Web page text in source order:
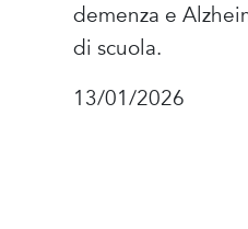
demenza e
di scuola.
13/01/2026